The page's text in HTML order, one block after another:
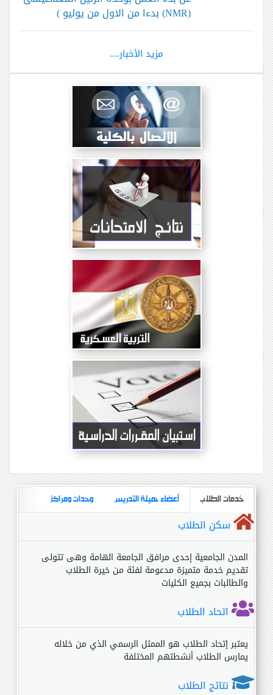
عن بدء العمل بوحدة الرنين المغناطيسى
(NMR) بدءا من الاول من يوليو )
مزيد الأخبار....
خدمات الطلاب أعضاء هيئة التدريس وحدات ومراكز
سكن الطلاب
المدن الجامعية إحدى مرافق الجامعة الهامة وهى تتولى
تقديم خدمة متميزة مدعومة لفئة من خيرة الطلاب
والطالبات بجميع الكليات
اتحاد الطلاب
يعتبر إتحاد الطلاب هو الممثل الرسمي الذي من خلاله
يمارس الطلاب أنشطتهم المختلفة